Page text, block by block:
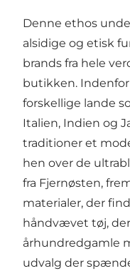
Denne ethos
alsidige og etisk
brands fra hele
butikken.
forskellige lande
Italien, Indien og
traditioner et
hen over de
fra Fjernøsten,
materialer, der
håndvævet tøj,
århundredgamle
udvalg der